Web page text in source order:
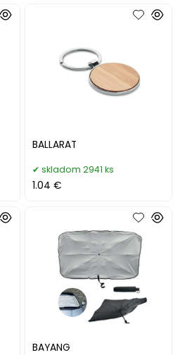
BALLARAT
skladom 2941 ks
1.04 €
BAYANG